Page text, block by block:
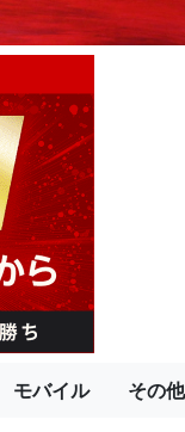
モバイル その他